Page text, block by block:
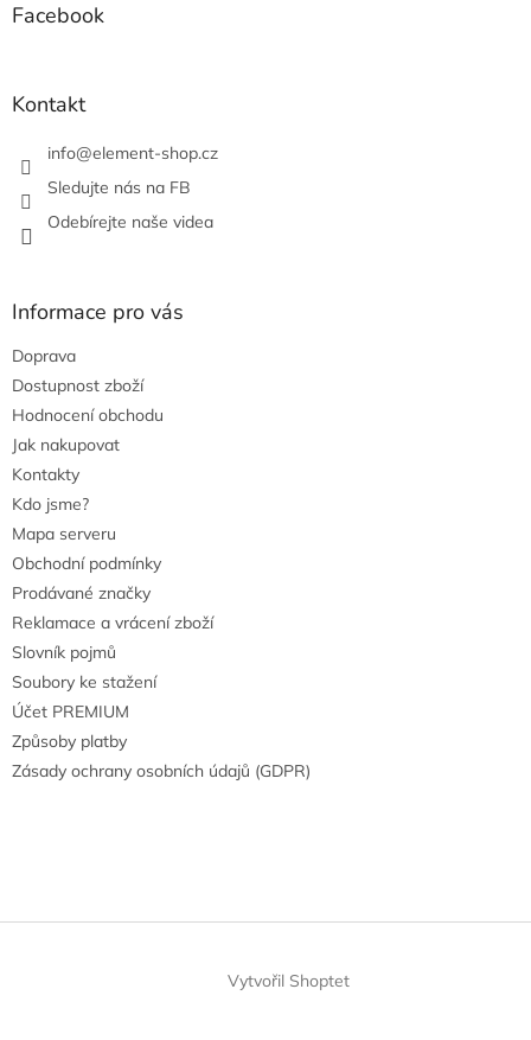
Facebook
Kontakt
info@element-shop.cz
Sledujte nás na FB
Odebírejte naše videa
Informace pro vás
Doprava
Dostupnost zboží
Hodnocení obchodu
Jak nakupovat
Kontakty
Kdo jsme?
Mapa serveru
Obchodní podmínky
Prodávané značky
Reklamace a vrácení zboží
Slovník pojmů
Soubory ke stažení
Účet PREMIUM
Způsoby platby
Zásady ochrany osobních údajů (GDPR)
Vytvořil Shoptet